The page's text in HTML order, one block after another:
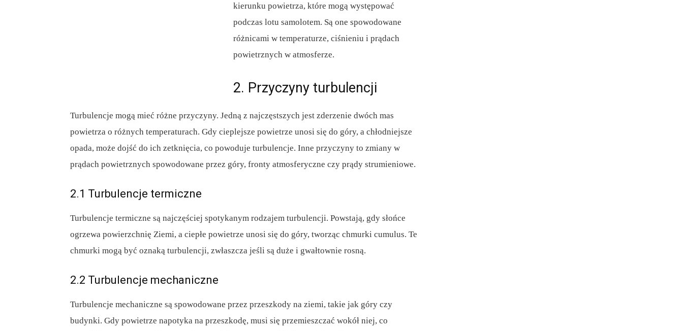
kierunku powietrza, które mogą występować
podczas lotu samolotem. Są one spowodowane
różnicami w temperaturze, ciśnieniu i prądach
powietrznych w atmosferze.
2. Przyczyny turbulencji
Turbulencje mogą mieć różne przyczyny. Jedną z najczęstszych jest zderzenie dwóch mas
powietrza o różnych temperaturach. Gdy cieplejsze powietrze unosi się do góry, a chłodniejsze
opada, może dojść do ich zetknięcia, co powoduje turbulencje. Inne przyczyny to zmiany w
prądach powietrznych spowodowane przez góry, fronty atmosferyczne czy prądy strumieniowe.
2.1 Turbulencje termiczne
Turbulencje termiczne są najczęściej spotykanym rodzajem turbulencji. Powstają, gdy słońce
ogrzewa powierzchnię Ziemi, a ciepłe powietrze unosi się do góry, tworząc chmurki cumulus. Te
chmurki mogą być oznaką turbulencji, zwłaszcza jeśli są duże i gwałtownie rosną.
2.2 Turbulencje mechaniczne
Turbulencje mechaniczne są spowodowane przez przeszkody na ziemi, takie jak góry czy
budynki. Gdy powietrze napotyka na przeszkodę, musi się przemieszczać wokół niej, co